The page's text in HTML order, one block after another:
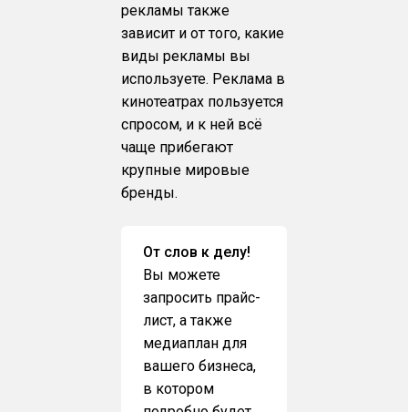
рекламы также
зависит и от того, какие
виды рекламы вы
используете. Реклама в
кинотеатрах пользуется
спросом, и к ней всё
чаще прибегают
крупные мировые
бренды.
От слов к делу!
Вы можете
запросить прайс-
лист, а также
медиаплан для
вашего бизнеса,
в котором